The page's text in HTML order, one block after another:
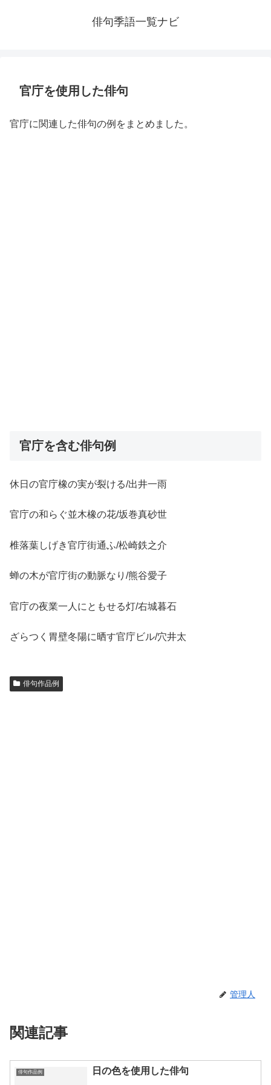
俳句季語一覧ナビ
官庁を使用した俳句
官庁に関連した俳句の例をまとめました。
官庁を含む俳句例
休日の官庁橡の実が裂ける/出井一雨
官庁の和らぐ並木橡の花/坂巻真砂世
椎落葉しげき官庁街通ふ/松崎鉄之介
蝉の木が官庁街の動脈なり/熊谷愛子
官庁の夜業一人にともせる灯/右城暮石
ざらつく胃壁冬陽に晒す官庁ビル/穴井太
俳句作品例
管理人
関連記事
俳句作品例 日の色を使用した俳句